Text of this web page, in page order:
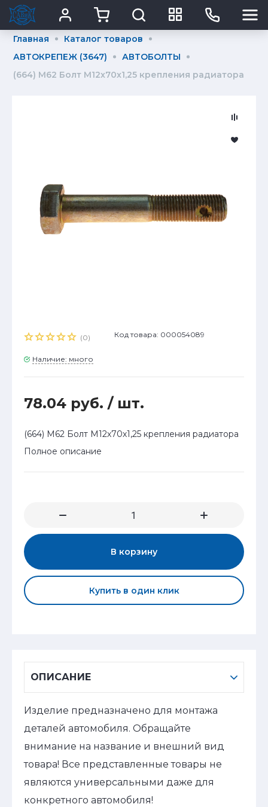
Главная
Каталог товаров
АВТОКРЕПЕЖ (3647)
АВТОБОЛТЫ
(664) М62 Болт М12х70х1,25 крепления радиатора
(0) Код товара: 000054089
Наличие: много
78.04 руб. / шт.
(664) М62 Болт М12х70х1,25 крепления радиатора
Полное описание
В корзину
Купить в один клик
ОПИСАНИЕ
Изделие предназначено для монтажа
деталей автомобиля. Обращайте
внимание на название и внешний вид
товара! Все представленные товары не
являются универсальными даже для
конкретного автомобиля!